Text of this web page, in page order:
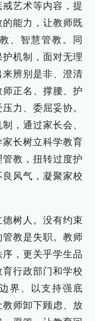
艺术等内容，提
能力，让教师既
、智慧管教。同
机制，面对无理
辨别是非、澄清
正名、撑腰、护
力、委屈妥协。
，通过家长会、
长树立科学教育
教，扭转过度护
风气，凝聚家校
树人。没有约束
教是失职。教师
，更关乎学生品
行政部门和学校
界、以支持强底
师卸下顾虑、放